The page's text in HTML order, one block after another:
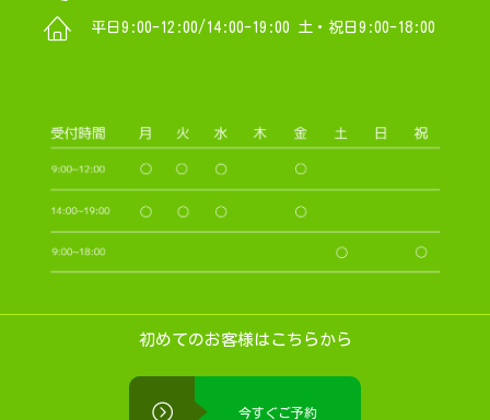
平日9:00-12:00/14:00-19:00 土・祝日9:00-18:00
初めてのお客様はこちらから
今すぐご予約